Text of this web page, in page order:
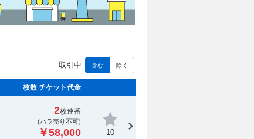
取引中 含む 除く
枚数 チケット代金
2枚連番
(バラ売り不可)
￥58,000 10